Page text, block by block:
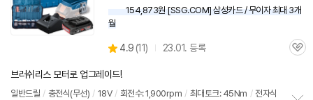
154,873원 [SSG.COM] 삼성카드 / 무이자 최대 3개
월
별
점
4.9 (상
뷰
11) 23.01. 등록
관
브러쉬리스 모터로 업그레이드!
일반드릴 / 충전식(무선) / 18V / 회전수: 1,900rpm / 최대토크: 45Nm / 전자식